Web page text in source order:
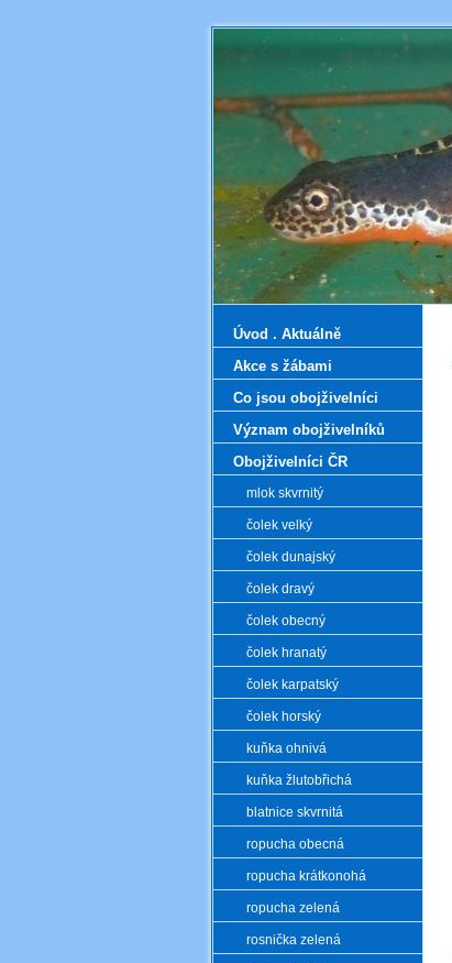
Úvod . Aktuálně
Akce s žábami
Co jsou obojživelníci
Význam obojživelníků
Obojživelníci ČR
mlok skvrnitý
čolek velký
čolek dunajský
čolek dravý
čolek obecný
čolek hranatý
čolek karpatský
čolek horský
kuňka ohnivá
kuňka žlutobřichá
blatnice skvrnitá
ropucha obecná
ropucha krátkonohá
ropucha zelená
rosnička zelená